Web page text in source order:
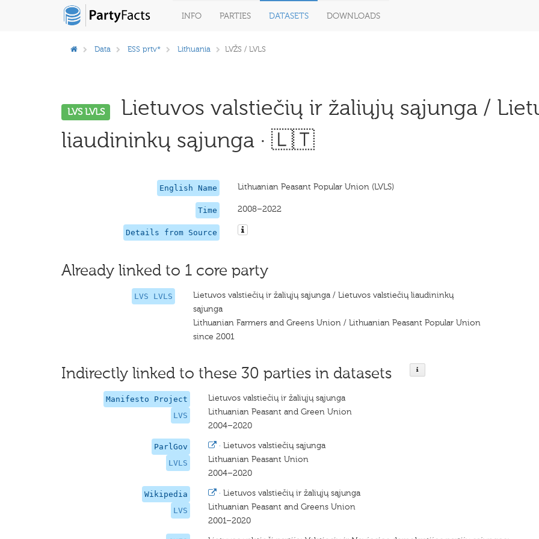
INFO PARTIES DATASETS DOWNLOADS
Data ESS prtv* Lithuania LVŽS / LVLS
LVS LVLS
Lietuvos valstiečių ir žaliųjų sąjunga /
liaudininkų sąjunga · 🇱🇹
English Name Lithuanian Peasant Popular Union (LVLS)
Time 2008–2022
Details from Source
Already linked to 1 core party
LVS LVLS
Lietuvos valstiečių ir žaliųjų sąjunga / Lietuvos valstiečių liaudininkų
sąjunga
Lithuanian Farmers and Greens Union / Lithuanian Peasant Popular Union
since 2001
Indirectly linked to these 30 parties in datasets
Manifesto Project
LVS
Lietuvos valstiečių ir žaliųjų sąjunga
Lithuanian Peasant and Green Union
2004–2020
ParlGov
LVLS
· Lietuvos valstiečių sąjunga
Lithuanian Peasant Union
2004–2020
Wikipedia
LVS
· Lietuvos valstiečių ir žaliųjų sąjunga
Lithuanian Peasant and Greens Union
2001–2020